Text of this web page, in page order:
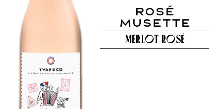
Rosé
Musette
Merlot Rosé
OH MA
CHÉRIE !
Chardonnay